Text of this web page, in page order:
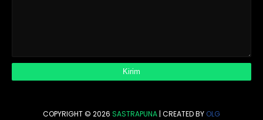
COPYRIGHT © 2026 SASTRAPUNA | CREATED BY OLG